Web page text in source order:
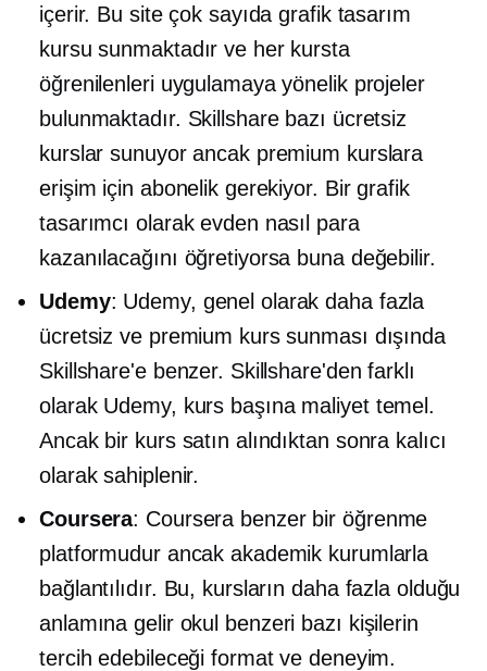
içerir. Bu site çok sayıda grafik tasarım
kursu sunmaktadır ve her kursta
öğrenilenleri uygulamaya yönelik projeler
bulunmaktadır. Skillshare bazı ücretsiz
kurslar sunuyor ancak premium kurslara
erişim için abonelik gerekiyor. Bir grafik
tasarımcı olarak evden nasıl para
kazanılacağını öğretiyorsa buna değebilir.
Udemy: Udemy, genel olarak daha fazla
ücretsiz ve premium kurs sunması dışında
Skillshare'e benzer. Skillshare'den farklı
olarak Udemy, kurs başına maliyettemel.
Ancak bir kurs satın alındıktan sonra kalıcı
olarak sahiplenir.
Coursera: Coursera benzer bir öğrenme
platformudur ancak akademik kurumlarla
bağlantılıdır. Bu, kursların daha fazla olduğu
anlamına gelir okul benzeri bazı kişilerin
tercih edebileceği format ve deneyim.